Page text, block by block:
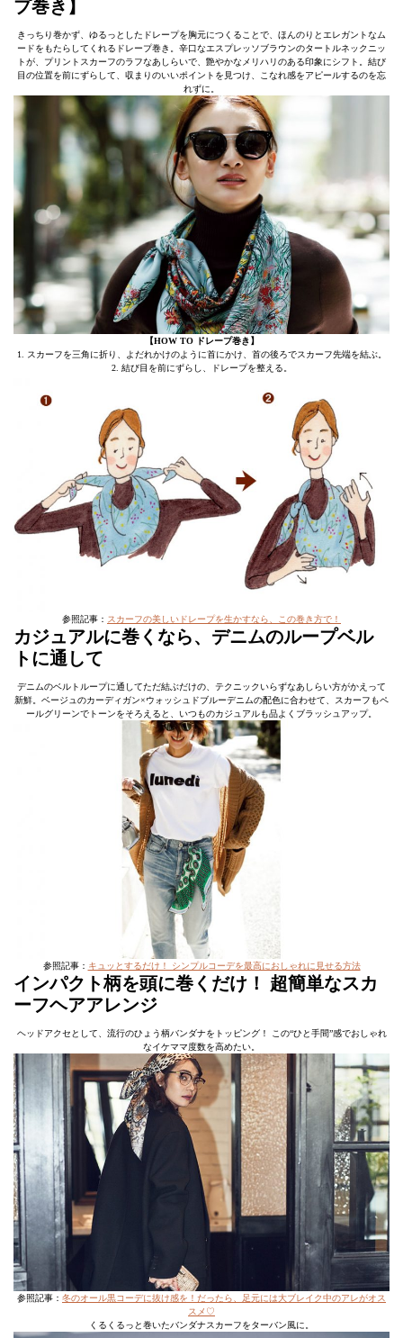
プ巻き】
きっちり巻かず、ゆるっとしたドレープを胸元につくることで、ほんのりとエレガントなム
ードをもたらしてくれるドレープ巻き。辛口なエスプレッソブラウンのタートルネックニッ
トが、プリントスカーフのラフなあしらいで、艶やかなメリハリのある印象にシフト。結び
目の位置を前にずらして、収まりのいいポイントを見つけ、こなれ感をアピールするのを忘
れずに。
【HOW TO ドレープ巻き】
1. スカーフを三角に折り、よだれかけのように首にかけ、首の後ろでスカーフ先端を結ぶ。
2. 結び目を前にずらし、ドレープを整える。
参照記事： スカーフの美しいドレープを生かすなら、この巻き方で！
カジュアルに巻くなら、デニムのループベル
トに通して
デニムのベルトループに通してただ結ぶだけの、テクニックいらずなあしらい方がかえって
新鮮。ベージュのカーディガン×ウォッシュドブルーデニムの配色に合わせて、スカーフもペ
ールグリーンでトーンをそろえると、いつものカジュアルも品よくブラッシュアップ。
参照記事： キュッとするだけ！ シンプルコーデを最高におしゃれに見せる方法
インパクト柄を頭に巻くだけ！ 超簡単なスカ
ーフヘアアレンジ
ヘッドアクセとして、流行のひょう柄バンダナをトッピング！ この“ひと手間”感でおしゃれ
なイケママ度数を高めたい。
参照記事： 冬のオール黒コーデに抜け感を！だったら、足元には大ブレイク中のアレがオス
スメ♡
くるくるっと巻いたバンダナスカーフをターバン風に。